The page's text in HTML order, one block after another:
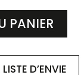
PANIER
D’ENVIE